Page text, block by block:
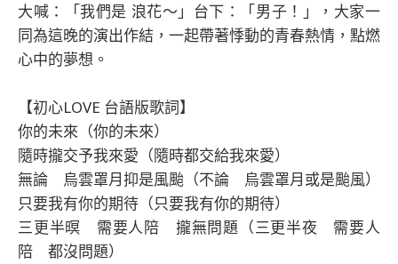
大喊：「我們是 浪花～」台下：「男子！」，大家一
同為這晚的演出作結，一起帶著悸動的青春熱情，點燃
心中的夢想。
【初心LOVE 台語版歌詞】
你的未來（你的未來）
隨時攏交予我來愛（隨時都交給我來愛）
無論 烏雲罩月抑是風颱（不論 烏雲罩月或是颱風）
只要我有你的期待（只要我有你的期待）
三更半暝 需要人陪 攏無問題（三更半夜 需要人
陪 都沒問題）